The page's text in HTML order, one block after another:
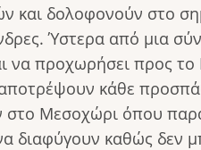
και δολοφονούν στο
Ύστερα από μια
να προχωρήσει προς
κάθε
Μεσοχώρι όπου
διαφύγουν καθώς δεν